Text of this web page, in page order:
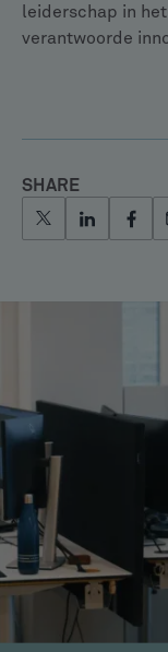
leiderschap in
verantwoorde
SHARE